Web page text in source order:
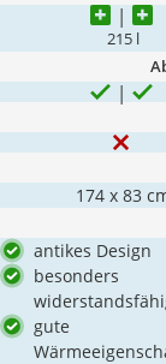
215 l
174 x 83
antikes Design
besonders
gute